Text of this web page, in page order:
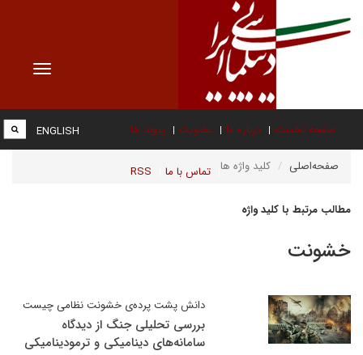
Toggle
صفحه نخست درباره ما عضویت پیوند ها
تماس با ما RSS
ENGLISH
صفحه‌اصلی کلید واژه ها
مطالب مرتبط با کلید واژه
خشونت
دانش پشت پرده‌ی خشونت نظامی چیست
بررسی تحلیلی جنگ از دیدگاه
سامانه‌های دینامیکی و ترمودینامیکی